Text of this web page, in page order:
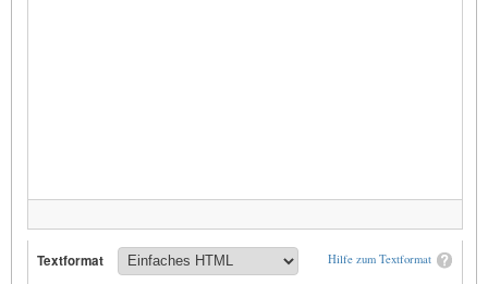
Hilfe zum Textformat
Textformat